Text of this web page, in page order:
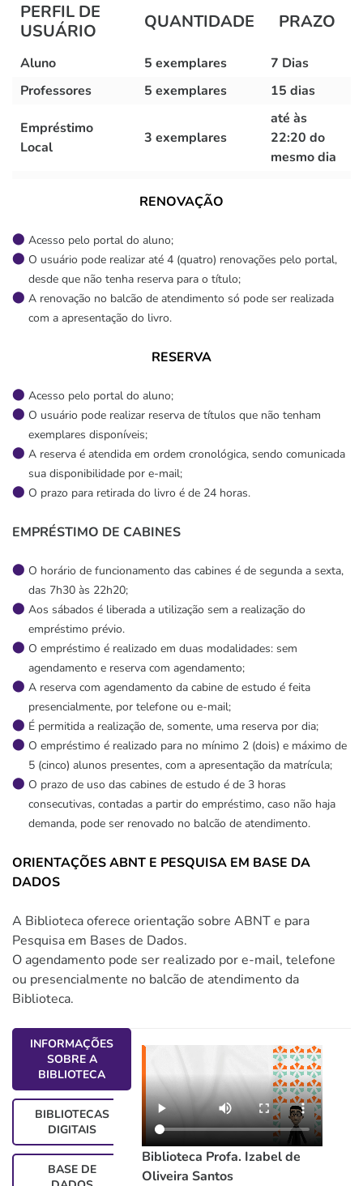
PERFIL DE
USUÁRIO
QUANTIDADE PRAZO
Aluno 5 exemplares 7 Dias
Professores
5 exemplares 15 dias
Empréstimo
Local
3 exemplares
até às
22:20 do
mesmo dia
RENOVAÇÃO
Acesso pelo portal do aluno;
O usuário pode realizar até 4 (quatro) renovações pelo portal,
desde que não tenha reserva para o título;
A renovação no balcão de atendimento só pode ser realizada
com a apresentação do livro.
RESERVA
Acesso pelo portal do aluno;
O usuário pode realizar reserva de títulos que não tenham
exemplares disponíveis;
A reserva é atendida em ordem cronológica, sendo comunicada
sua disponibilidade por e-mail;
O prazo para retirada do livro é de 24 horas.
EMPRÉSTIMO DE CABINES
O horário de funcionamento das cabines é de segunda a sexta,
das 7h30 às 22h20;
Aos sábados é liberada a utilização sem a realização do
empréstimo prévio.
O empréstimo é realizado em duas modalidades: sem
agendamento e reserva com agendamento;
A reserva com agendamento da cabine de estudo é feita
presencialmente, por telefone ou e-mail;
É permitida a realização de, somente, uma reserva por dia;
O empréstimo é realizado para no mínimo 2 (dois) e máximo de
5 (cinco) alunos presentes, com a apresentação da matrícula;
O prazo de uso das cabines de estudo é de 3 horas
consecutivas, contadas a partir do empréstimo, caso não haja
demanda, pode ser renovado no balcão de atendimento.
ORIENTAÇÕES ABNT E PESQUISA EM BASE DA
DADOS
A Biblioteca oferece orientação sobre ABNT e para
Pesquisa em Bases de Dados.
O agendamento pode ser realizado por e-mail, telefone
ou presencialmente no balcão de atendimento da
Biblioteca.
INFORMAÇÕES
SOBRE A
BIBLIOTECA
BIBLIOTECAS
DIGITAIS
BASE DE
Biblioteca Profa. Izabel de
Oliveira Santos